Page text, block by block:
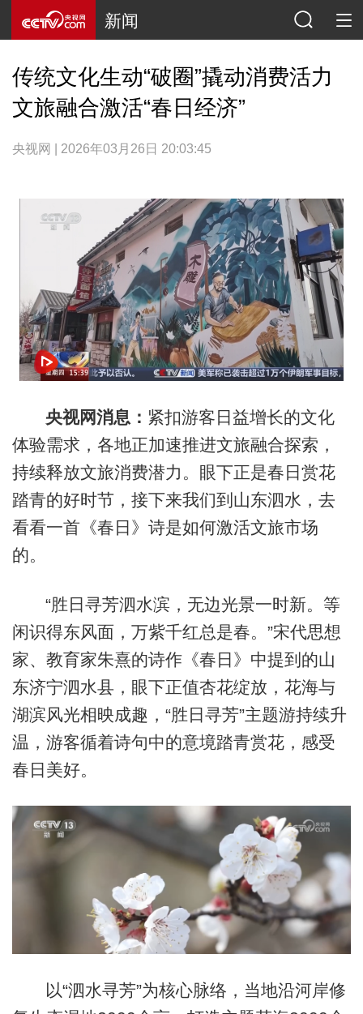
新闻
传统文化生动“破圈”撬动消费活力
文旅融合激活“春日经济”
央视网 | 2026年03月26日 20:03:45
央视网消息： 紧扣游客日益增长的文化
体验需求，各地正加速推进文旅融合探索，
持续释放文旅消费潜力。眼下正是春日赏花
踏青的好时节，接下来我们到山东泗水，去
看看一首《春日》诗是如何激活文旅市场
的。
“胜日寻芳泗水滨，无边光景一时新。等
闲识得东风面，万紫千红总是春。”宋代思想
家、教育家朱熹的诗作《春日》中提到的山
东济宁泗水县，眼下正值杏花绽放，花海与
湖滨风光相映成趣，“胜日寻芳”主题游持续升
温，游客循着诗句中的意境踏青赏花，感受
春日美好。
以“泗水寻芳”为核心脉络，当地沿河岸修